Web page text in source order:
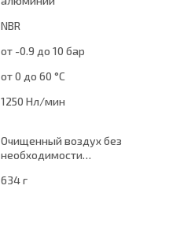
NBR
от -0.9 до 10 бар
от 0 до 60 °C
1250 Нл/мин
Очищенный воздух без
необходимости
установка центробежного
634 г